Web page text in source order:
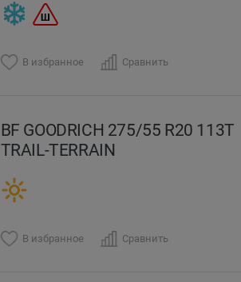
В избранное Сравнить
BF GOODRICH 275/55 R20 113T
TRAIL-TERRAIN
В избранное Сравнить